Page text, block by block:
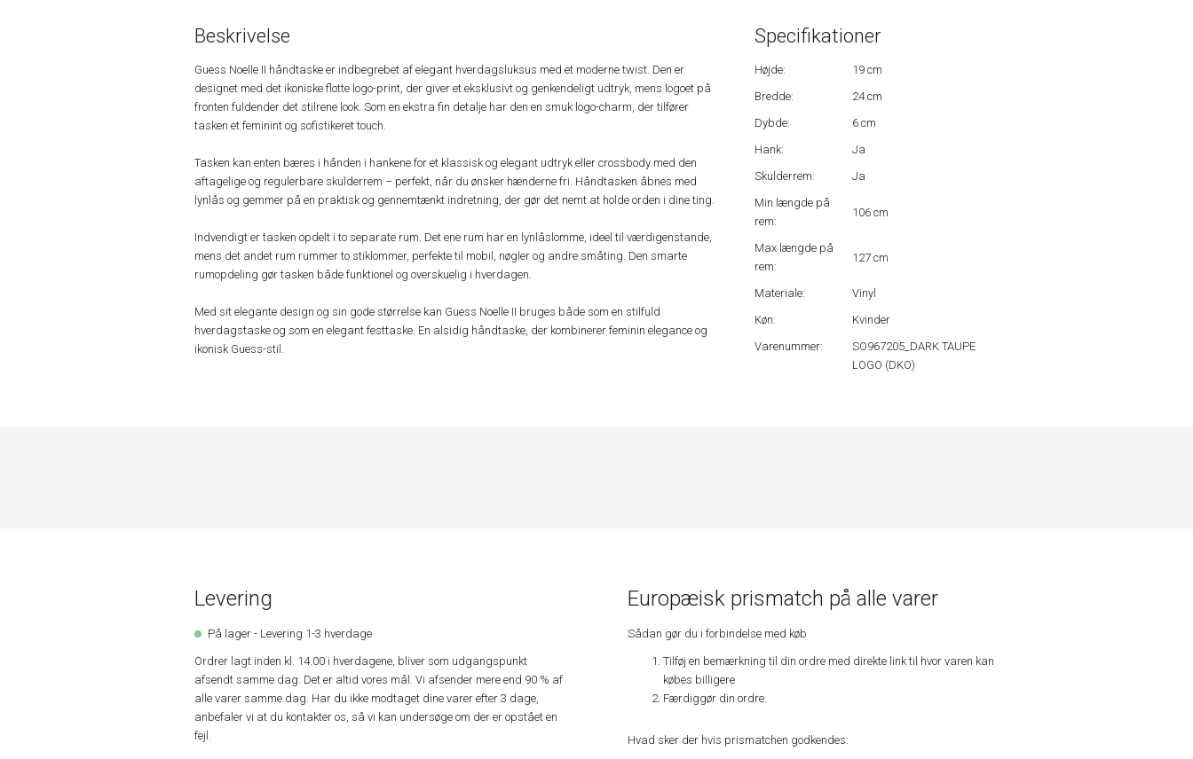
Beskrivelse
Guess Noelle II håndtaske er indbegrebet af elegant hverdagsluksus med et moderne twist. Den er
designet med det ikoniske flotte logo-print, der giver et eksklusivt og genkendeligt udtryk, mens logoet på
fronten fuldender det stilrene look. Som en ekstra fin detalje har den en smuk logo-charm, der tilfører
tasken et feminint og sofistikeret touch.
Tasken kan enten bæres i hånden i hankene for et klassisk og elegant udtryk eller crossbody med den
aftagelige og regulerbare skulderrem – perfekt, når du ønsker hænderne fri. Håndtasken åbnes med
lynlås og gemmer på en praktisk og gennemtænkt indretning, der gør det nemt at holde orden i dine ting.
Indvendigt er tasken opdelt i to separate rum. Det ene rum har en lynlåslomme, ideel til værdigenstande,
mens det andet rum rummer to stiklommer, perfekte til mobil, nøgler og andre småting. Den smarte
rumopdeling gør tasken både funktionel og overskuelig i hverdagen.
Med sit elegante design og sin gode størrelse kan Guess Noelle II bruges både som en stilfuld
hverdagstaske og som en elegant festtaske. En alsidig håndtaske, der kombinerer feminin elegance og
ikonisk Guess-stil.
Specifikationer
Højde:
19 cm
Bredde:
24 cm
Dybde:
6 cm
Hank:
Ja
Skulderrem:
Ja
Min længde på
rem:
106 cm
Max længde på
rem:
127 cm
Materiale:
Vinyl
Køn:
Kvinder
Varenummer:
SO967205_DARK TAUPE
LOGO (DKO)
Levering
På lager - Levering 1-3 hverdage
Ordrer lagt inden kl. 14.00 i hverdagene, bliver som udgangspunkt
afsendt samme dag. Det er altid vores mål. Vi afsender mere end 90 % af
alle varer samme dag. Har du ikke modtaget dine varer efter 3 dage,
anbefaler vi at du kontakter os, så vi kan undersøge om der er opstået en
fejl.
Europæisk prismatch på alle varer
Sådan gør du i forbindelse med køb
Tilføj en bemærkning til din ordre med direkte link til hvor varen kan
købes billigere
Færdiggør din ordre.
Hvad sker der hvis prismatchen godkendes: